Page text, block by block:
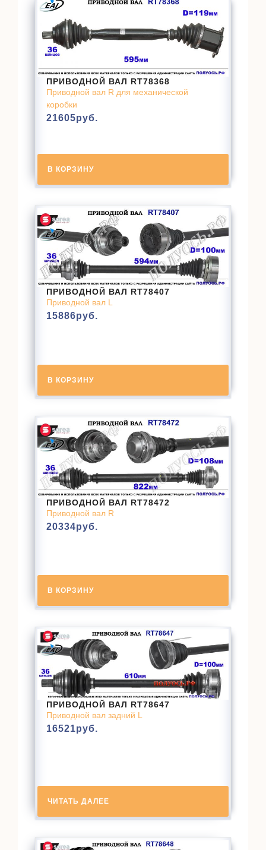
ПРИВОДНОЙ ВАЛ RT78368
Приводной вал R для механической
коробки
21605руб.
В КОРЗИНУ
ПРИВОДНОЙ ВАЛ RT78407
Приводной вал L
15886руб.
В КОРЗИНУ
ПРИВОДНОЙ ВАЛ RT78472
Приводной вал R
20334руб.
В КОРЗИНУ
ПРИВОДНОЙ ВАЛ RT78647
Приводной вал задний L
16521руб.
ЧИТАТЬ ДАЛЕЕ